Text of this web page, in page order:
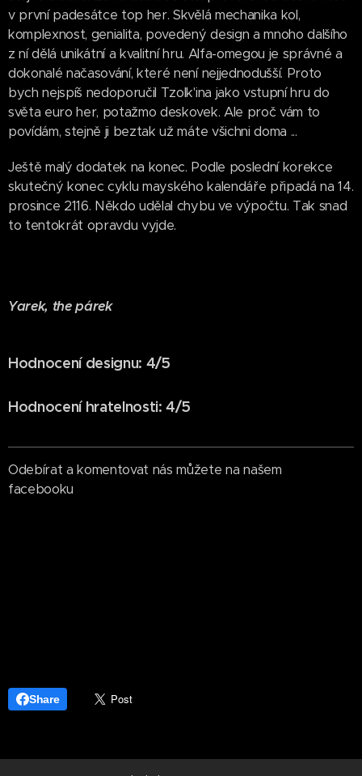
v první padesátce top her. Skvělá mechanika kol,
komplexnost, genialita, povedený design a mnoho dalšího
z ní dělá unikátní a kvalitní hru. Alfa-omegou je správné a
dokonalé načasování, které není nejjednodušší. Proto
bych nejspíš nedoporučil Tzolk'ina jako vstupní hru do
světa euro her, potažmo deskovek. Ale proč vám to
povídám, stejně ji beztak už máte všichni doma ...
Ještě malý dodatek na konec. Podle poslední korekce
skutečný konec cyklu mayského kalendáře připadá na 14.
prosince 2116. Někdo udělal chybu ve výpočtu. Tak snad
to tentokrát opravdu vyjde.
Yarek, the párek
Hodnocení designu: 4/5
Hodnocení hratelnosti: 4/5
Odebírat a komentovat nás můžete na našem
facebooku
Share